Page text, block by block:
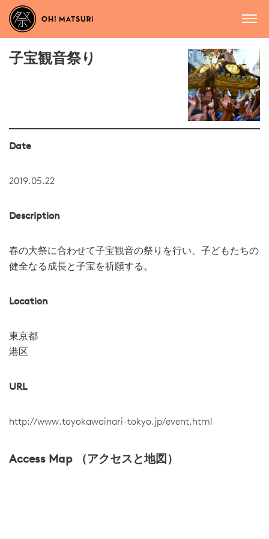
子宝観音祭り
Date
2019.05.22
Description
春の大祭に合わせて子宝観音の祭りを行い、子どもたちの
健全なる成長と子宝を祈願する。
Location
東京都
港区
URL
http://www.toyokawainari-tokyo.jp/event.html
Access Map （アクセスと地図）